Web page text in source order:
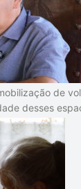
de
desses